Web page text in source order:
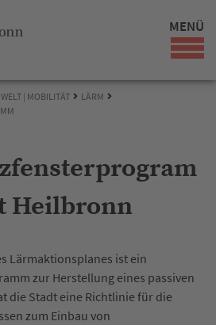
MENÜ
| MOBILITÄT
LÄRM
Heilbronn
Lärmaktionsplanes ist ein
zur Herstellung eines passiven
die Stadt eine Richtlinie für die
zum Einbau von